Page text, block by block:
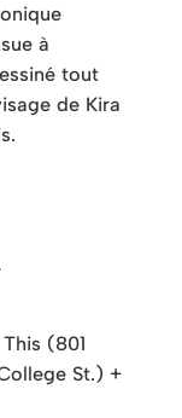
à
tout
de Kira
(801
St.) +